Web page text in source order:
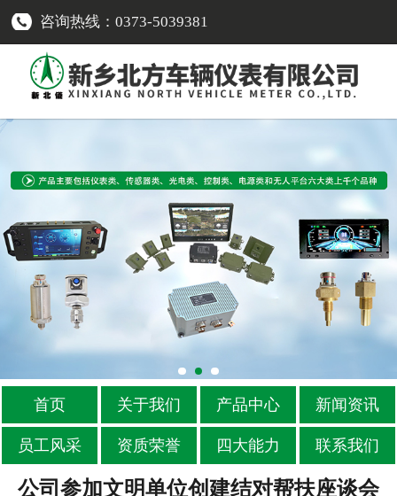
咨询热线：0373-5039381
首页 关于我们 产品中心 新闻资讯
员工风采 资质荣誉 四大能力 联系我们
公司参加文明单位创建结对帮扶座谈会